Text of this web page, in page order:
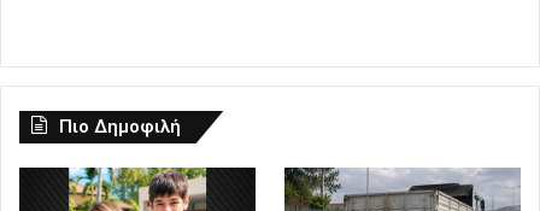
Πιο Δημοφιλή